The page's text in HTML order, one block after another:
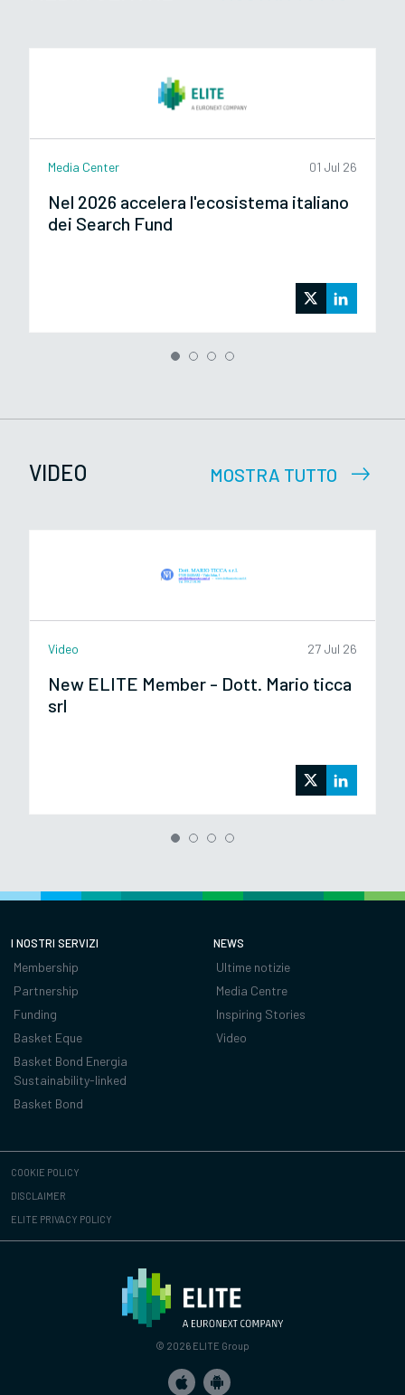
Media Center 01 Jul 26
Nel 2026 accelera l'ecosistema italiano
dei Search Fund
VIDEO MOSTRA TUTTO
Video 27 Jul 26
New ELITE Member - Dott. Mario ticca
srl
I NOSTRI SERVIZI
Membership
Partnership
Funding
Basket Eque
Basket Bond Energia
Sustainability-linked
Basket Bond
NEWS
Ultime notizie
Media Centre
Inspiring Stories
Video
COOKIE POLICY
DISCLAIMER
ELITE PRIVACY POLICY
© 2026 ELITE Group